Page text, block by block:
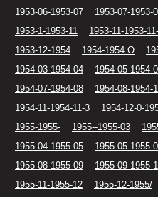
1953-06-1953-07 1953-07-1953-
1953-1-1953-11
1953-11-1953-
1953-12-1954
1954-1954 O
1954-03-1954-04
1954-05-1954-
1954-07-1954-08
1954-08-1954-1
1954-11-1954-11-3
1954-12-0-
1955-1955-
1955--1955-03
1955-04-1955-05
1955-05-1955-
1955-08-1955-09
1955-09-1955-1
1955-11-1955-12
1955-12-1955/